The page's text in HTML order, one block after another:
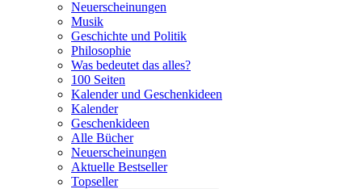
Neuerscheinungen
Musik
Geschichte und Politik
Philosophie
Was bedeutet das alles?
100 Seiten
Kalender und Geschenkideen
Kalender
Geschenkideen
Alle Bücher
Neuerscheinungen
Aktuelle Bestseller
Topseller